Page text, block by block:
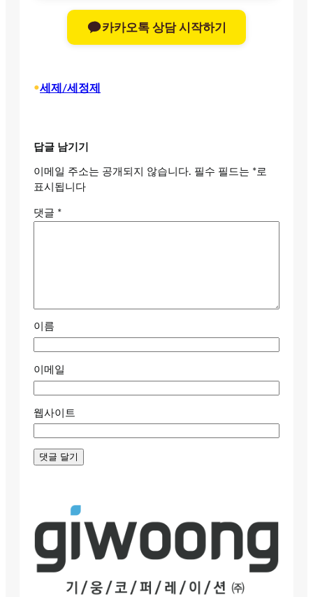
카카오톡 상담 시작하기
•세제/세정제
답글 남기기
이메일 주소는 공개되지 않습니다. 필수 필드는 *로
표시됩니다
댓글 *
이름
이메일
웹사이트